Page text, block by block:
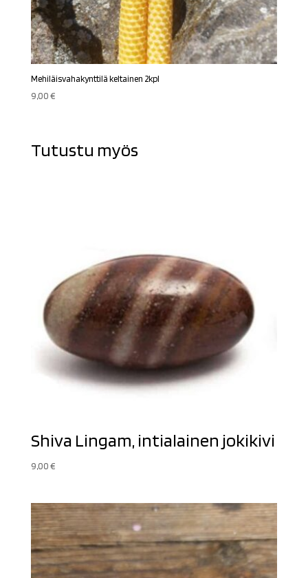
Mehiläisvahakynttilä keltainen 2kpl
9,00€
Tutustu myös
Shiva Lingam, intialainen jokikivi
9,00€